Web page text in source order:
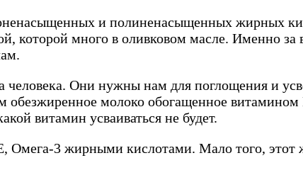
и полиненасыщенных жирных
которой много в оливковом масле. Именно
Они нужны нам для поглощения и
молоко обогащенное витамином
витамин усваиваться не будет.
3 жирными кислотами. Мало того, этот